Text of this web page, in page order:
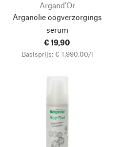
Argand’Or
Arganolie oogverzorgings
serum
€ 19,90
Basisprijs: € 1.990,00/l